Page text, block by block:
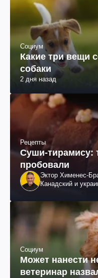
Социум
Какие три вещи
собаки
2 дня назад
Рецепты
Суши-тирамису:
пробовали
Эктор Хименес-
Канадский и
Социум
Может нанести
ветеринар